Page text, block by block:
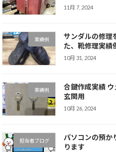
11月 7, 2024
実績例
サンダルの修理
た、靴修理実績
10月 31, 2024
実績例
合鍵作成実績 ウ
玄関用
10月 26, 2024
担当者ブログ
パソコンの預か
ります